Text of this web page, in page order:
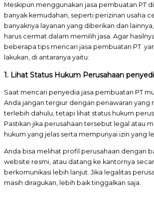
Meskipun menggunakan jasa pembuatan PT
banyak kemudahan, seperti perizinan usaha
banyaknya layanan yang diberikan dan
harus cermat dalam memilih jasa. Agar
beberapa tips mencari jasa pembuatan PT
lakukan, di antaranya yaitu:
1. Lihat Status Hukum Perusahaan
Saat mencari penyedia jasa pembuatan PT
Anda jangan tergiur dengan penawaran yang
terlebih dahulu, tetapi lihat status hukum
Pastikan jika perusahaan tersebut legal atau
hukum yang jelas serta mempunyai izin yang
Anda bisa melihat profil perusahaan dengan
website resmi, atau datang ke kantornya
berkomunikasi lebih lanjut. Jika legalitas
masih diragukan, lebih baik tinggalkan saja.